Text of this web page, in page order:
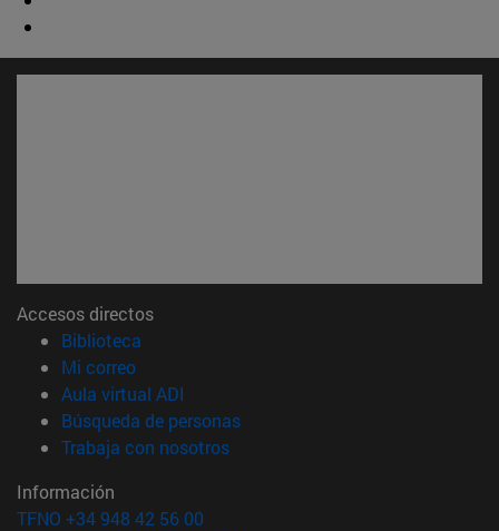
Accesos directos
Biblioteca
Mi correo(abre en nueva ventana)
Aula virtual ADI
Búsqueda de personas(abre en nueva ventana)
Trabaja con nosotros(abre en nueva ventana)
Información
TFNO +34 948 42 56 00